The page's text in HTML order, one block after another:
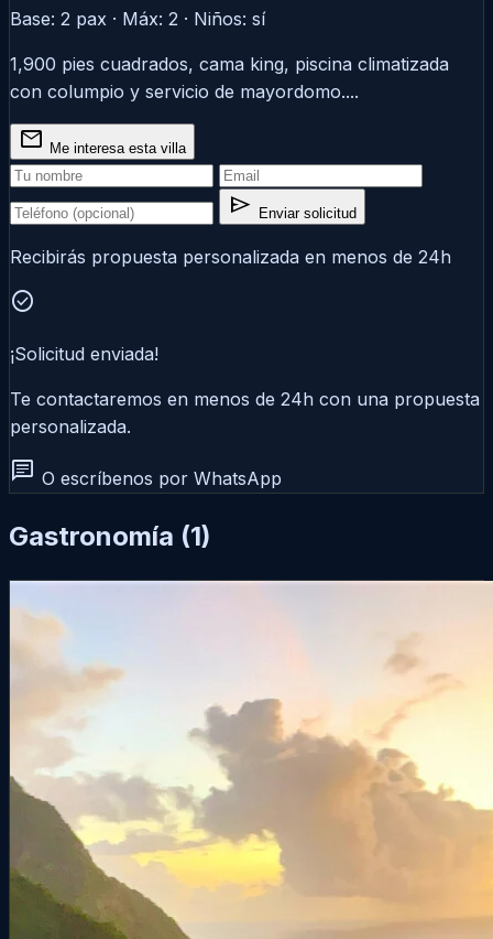
Base: 2 pax · Máx: 2 · Niños: sí
1,900 pies cuadrados, cama king, piscina climatizada
con columpio y servicio de mayordomo....
mail Me interesa esta villa
send Enviar solicitud
Recibirás propuesta personalizada en menos de 24h
check_circle
¡Solicitud enviada!
Te contactaremos en menos de 24h con una propuesta
personalizada.
chat O escríbenos por WhatsApp
Gastronomía (1)